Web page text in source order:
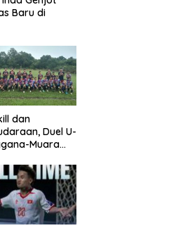
Baru di
dan
Duel U-
Muara